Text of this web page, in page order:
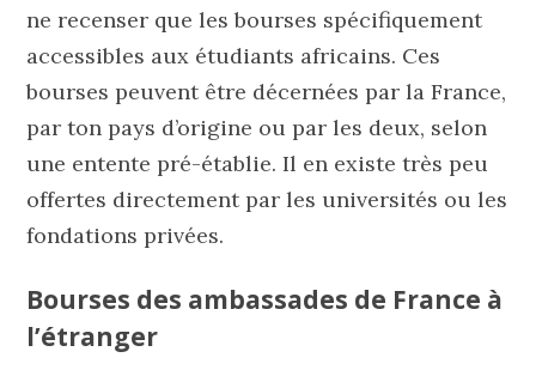
ne recenser que les bourses spécifiquement
accessibles aux étudiants africains. Ces
bourses peuvent être décernées par la France,
par ton pays d’origine ou par les deux, selon
une entente pré-établie. Il en existe très peu
offertes directement par les universités ou les
fondations privées.
Bourses des ambassades de France à
l’étranger